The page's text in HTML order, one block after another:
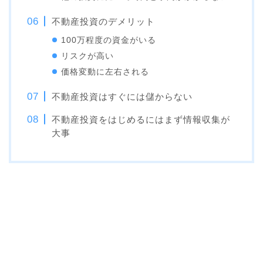
不動産投資のデメリット
100万程度の資金がいる
リスクが高い
価格変動に左右される
不動産投資はすぐには儲からない
不動産投資をはじめるにはまず情報収集が
大事